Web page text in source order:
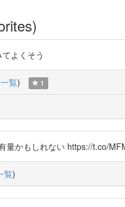
よくそう
覧) 1
量かもしれない https://t.co/
覧)